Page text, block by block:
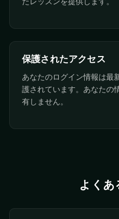
保護されたアクセス
あなたのログイン情報は最
護されています。あなたの
有しません。
よくあ